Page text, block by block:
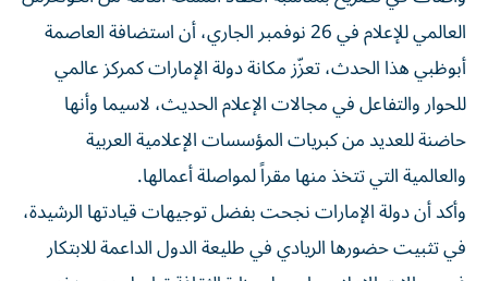
العالمي للإعلام في 26 نوفمبر الجاري، أن استضافة العاصمة
أبوظبي هذا الحدث، تعزّز مكانة دولة الإمارات كمركز عالمي
للحوار والتفاعل في مجالات الإعلام الحديث، لاسيما وأنها
حاضنة للعديد من كبريات المؤسسات الإعلامية العربية
والعالمية التي تتخذ منها مقراً لمواصلة أعمالها.
وأكد أن دولة الإمارات نجحت بفضل توجيهات قيادتها الرشيدة،
في تثبيت حضورها الريادي في طليعة الدول الداعمة للابتكار